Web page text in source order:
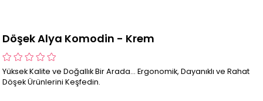
Döşek Alya Komodin - Krem
Yüksek Kalite ve Doğallık Bir Arada... Ergonomik, Dayanıklı ve Rahat
Döşek Ürünlerini Keşfedin.